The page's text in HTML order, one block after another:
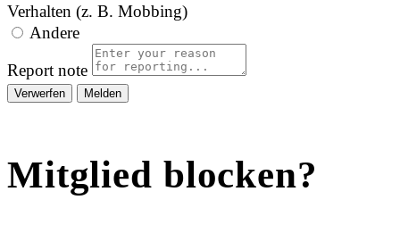
Verhalten (z. B. Mobbing)
Andere
Report note
Melden
Mitglied blocken?